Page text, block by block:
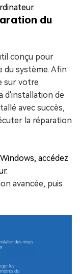
du
conçu pour
du système. Afin
sur votre
d'installation de
avec succès,
la réparation
accédez
avancée, puis